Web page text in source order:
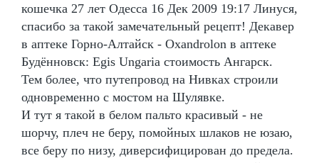
кошечка 27 лет Одесса 16 Дек 2009 19:17 Линуся,
спасибо за такой замечательный рецепт! Декавер
в аптеке Горно-Алтайск - Oxandrolon в аптеке
Будённовск: Egis Ungaria стоимость Ангарск.
Тем более, что путепровод на Нивках строили
одновременно с мостом на Шулявке.
И тут я такой в белом пальто красивый - не
шорчу, плеч не беру, помойных шлаков не юзаю,
все беру по низу, диверсифицирован до предела.